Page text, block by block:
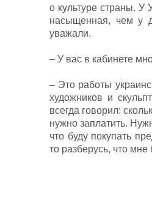
о культуре страны. У
насыщенная, чем у
уважали.
– У вас в кабинете
– Это работы
художников и
всегда говорил:
нужно заплатить.
что буду покупать
то разберусь, что